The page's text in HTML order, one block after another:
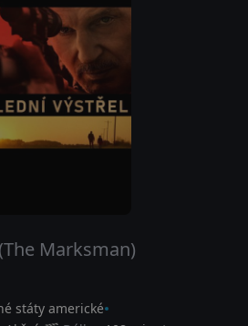
(The Marksman)
státy americké